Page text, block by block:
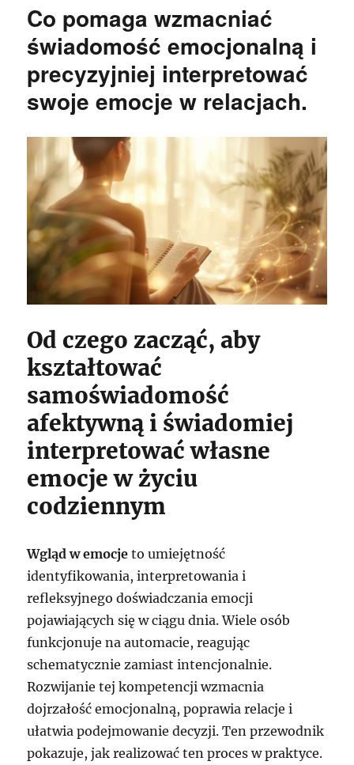
Co pomaga wzmacniać
świadomość emocjonalną i
precyzyjniej interpretować
swoje emocje w relacjach.
Od czego zacząć, aby
kształtować
samoświadomość
afektywną i świadomiej
interpretować własne
emocje w życiu
codziennym
Wgląd w emocje to umiejętność
identyfikowania, interpretowania i
refleksyjnego doświadczania emocji
pojawiających się w ciągu dnia. Wiele osób
funkcjonuje na automacie, reagując
schematycznie zamiast intencjonalnie.
Rozwijanie tej kompetencji wzmacnia
dojrzałość emocjonalną, poprawia relacje i
ułatwia podejmowanie decyzji. Ten przewodnik
pokazuje, jak realizować ten proces w praktyce.